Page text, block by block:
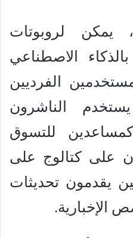
يمكن لروبوتات
الاصطناعي
الفرديين
الناشرون
للتسوق
على كتالوج على
يقدمون تحديثات